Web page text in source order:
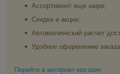
Ассортимент еще шире;
Скидки и акции;
Автоматический расчет
Удобное оформление заказа
Перейти в интернет-магазин